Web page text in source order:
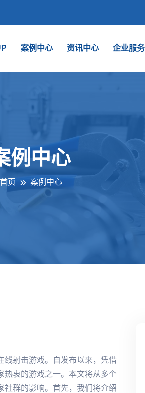
案例中心 资讯中心 企业服务
例中心
首页 案例中心
线射击游戏。自发布以来，凭借
热衷的游戏之一。本文将从多个
社群的影响。首先，我们将介绍